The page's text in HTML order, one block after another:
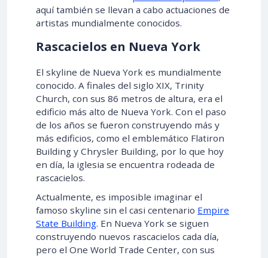
aquí también se llevan a cabo actuaciones de
artistas mundialmente conocidos.
Rascacielos en Nueva York
El skyline de Nueva York es mundialmente
conocido. A finales del siglo XIX, Trinity
Church, con sus 86 metros de altura, era el
edificio más alto de Nueva York. Con el paso
de los años se fueron construyendo más y
más edificios, como el emblemático Flatiron
Building y Chrysler Building, por lo que hoy
en día, la iglesia se encuentra rodeada de
rascacielos.
Actualmente, es imposible imaginar el
famoso skyline sin el casi centenario Empire
State Building. En Nueva York se siguen
construyendo nuevos rascacielos cada día,
pero el One World Trade Center, con sus